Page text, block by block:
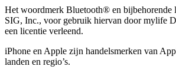
Het woordmerk Bluetooth® en bijbehorende
SIG, Inc., voor gebruik hiervan door mylife
een licentie verleend.
iPhone en Apple zĳn handelsmerken van
landen en regio’s.